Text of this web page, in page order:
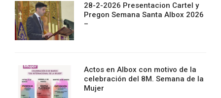
28-2-2026 Presentacion Cartel y
Pregon Semana Santa Albox 2026
–
Actos en Albox con motivo de la
celebración del 8M. Semana de la
Mujer